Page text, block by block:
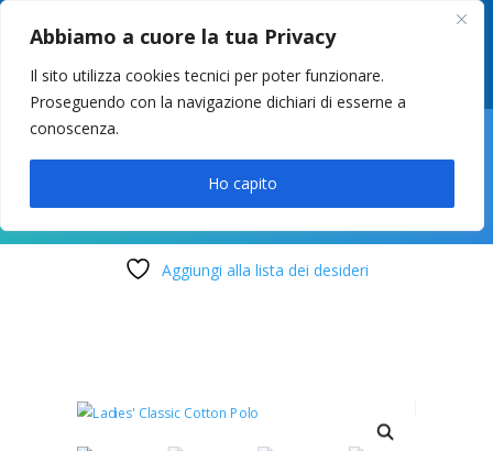
Abbiamo a cuore la tua Privacy
Il sito utilizza cookies tecnici per poter funzionare.
Proseguendo con la navigazione dichiari di esserne a
conoscenza.
Ho capito
049 8627946 –info@cstosetto.it
LUN-VEN 9-12 / 14:30-17
Aggiungi alla lista dei desideri